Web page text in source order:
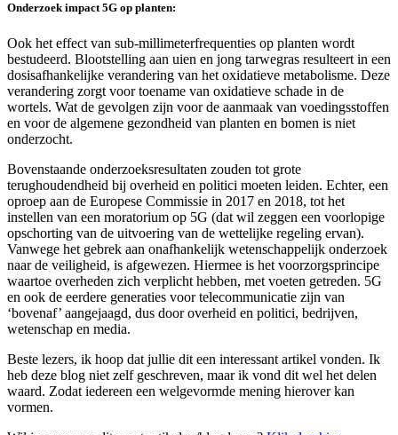
Onderzoek impact 5G op planten:
Ook het effect van sub-millimeterfrequenties op planten wordt
bestudeerd. Blootstelling aan uien en jong tarwegras resulteert in een
dosisafhankelijke verandering van het oxidatieve metabolisme. Deze
verandering zorgt voor toename van oxidatieve schade in de
wortels. Wat de gevolgen zijn voor de aanmaak van voedingsstoffen
en voor de algemene gezondheid van planten en bomen is niet
onderzocht.
Bovenstaande onderzoeksresultaten zouden tot grote
terughoudendheid bij overheid en politici moeten leiden. Echter, een
oproep aan de Europese Commissie in 2017 en 2018, tot het
instellen van een moratorium op 5G (dat wil zeggen een voorlopige
opschorting van de uitvoering van de wettelijke regeling ervan).
Vanwege het gebrek aan onafhankelijk wetenschappelijk onderzoek
naar de veiligheid, is afgewezen. Hiermee is het voorzorgsprincipe
waartoe overheden zich verplicht hebben, met voeten getreden. 5G
en ook de eerdere generaties voor telecommunicatie zijn van
‘bovenaf’ aangejaagd, dus door overheid en politici, bedrijven,
wetenschap en media.
Beste lezers, ik hoop dat jullie dit een interessant artikel vonden. Ik
heb deze blog niet zelf geschreven, maar ik vond dit wel het delen
waard. Zodat iedereen een welgevormde mening hierover kan
vormen.